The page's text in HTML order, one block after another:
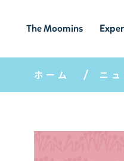
The Moomins
ムーミンの
世界
ムー
界を
ホーム ニ